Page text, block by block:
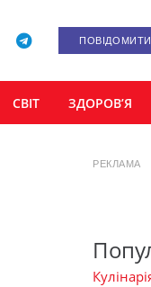
СВІТ ЗДОРОВ’Я
РЕКЛАМА